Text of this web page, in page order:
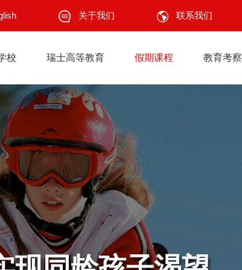
关于我们 联系我们
校 瑞士高等教育 假期课程 教育考察